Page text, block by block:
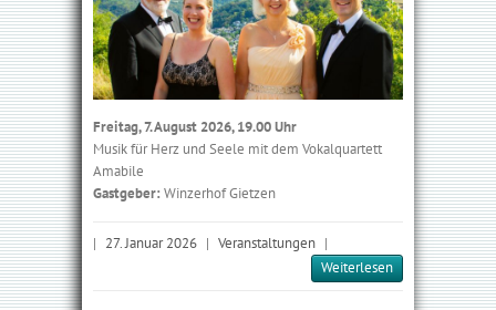
Freitag, 7. August 2026, 19.00 Uhr
Musik für Herz und Seele mit dem Vokalquartett
Amabile
Gastgeber: Winzerhof Gietzen
| 27. Januar 2026 | Veranstaltungen |
Weiterlesen